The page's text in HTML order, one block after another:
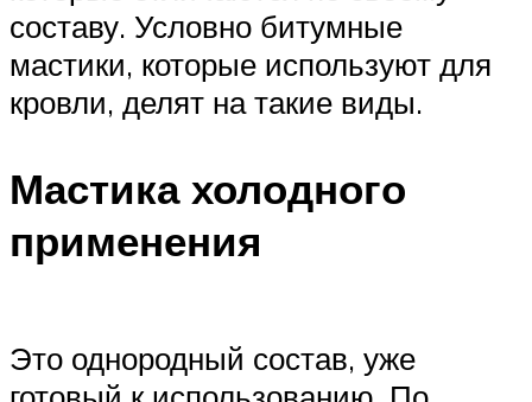
составу. Условно битумные
мастики, которые используют для
кровли, делят на такие виды.
Мастика холодного
применения
Это однородный состав, уже